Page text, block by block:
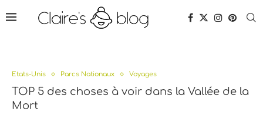
Etats-Unis Parcs Nationaux Voyages
TOP 5 des choses à voir dans la Vallée de la
Mort